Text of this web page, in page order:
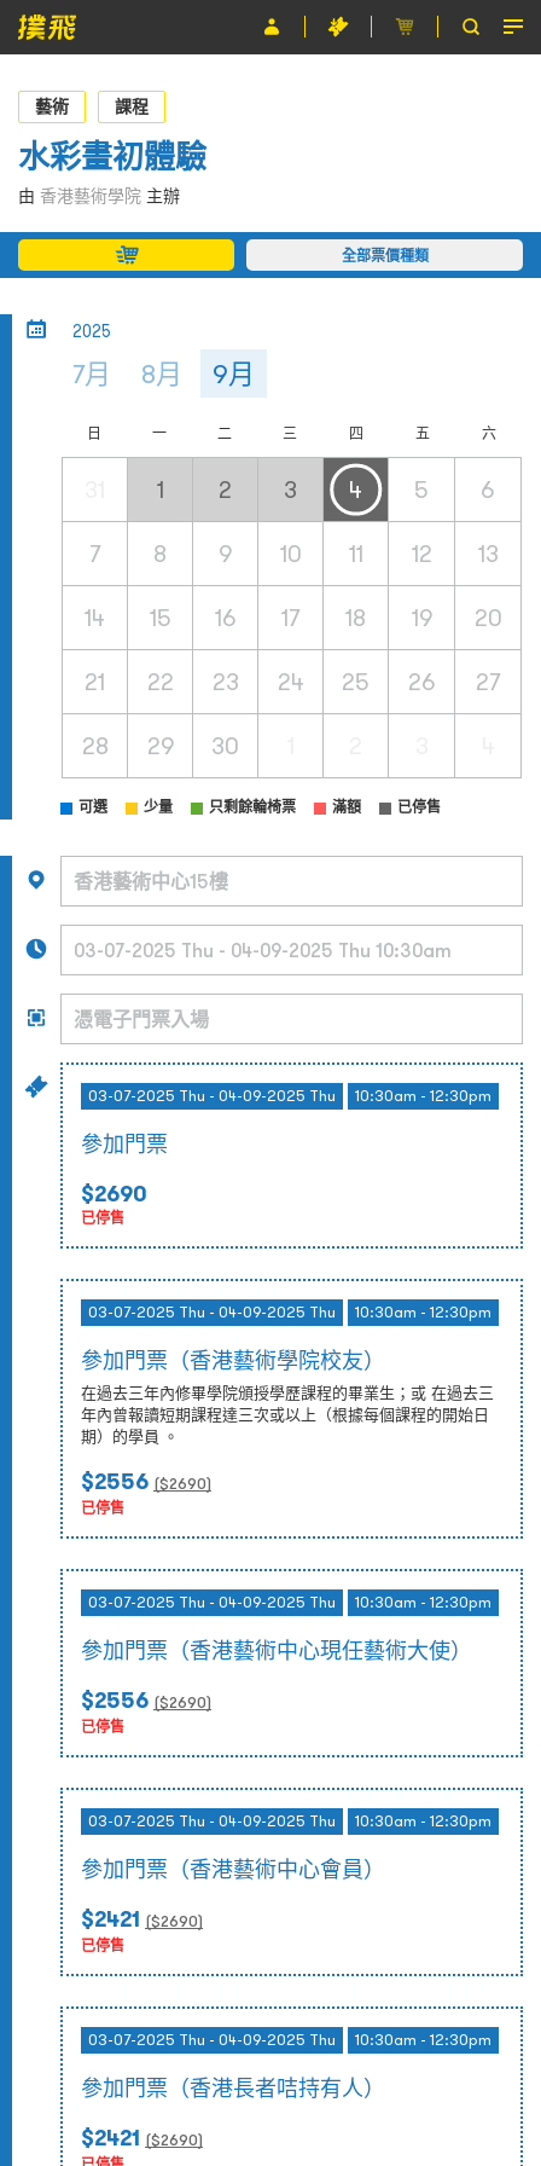
節目
主辦單位
關於撲飛
條款及細則
藝術 課程
水彩畫初體驗
由 香港藝術學院 主辦
全部票價種類
2025
7月 8月 9月
日 一 二 三 四 五 六
1 2 3 4 5 6
7 8 9 10 11 12 13
14 15 16 17 18 19 20
21 22 23 24 25 26 27
28 29 30
可選 少量 只剩餘輪椅票 滿額 已停售
03-07-2025 Thu - 04-09-2025 Thu 10:30am - 12:30pm
參加門票
$2690
已停售
03-07-2025 Thu - 04-09-2025 Thu 10:30am - 12:30pm
參加門票（香港藝術學院校友）
在過去三年內修畢學院頒授學歷課程的畢業生；或 在過去三
年內曾報讀短期課程達三次或以上（根據每個課程的開始日
期）的學員 。
$2556 ($2690)
已停售
03-07-2025 Thu - 04-09-2025 Thu 10:30am - 12:30pm
參加門票（香港藝術中心現任藝術大使）
$2556 ($2690)
已停售
03-07-2025 Thu - 04-09-2025 Thu 10:30am - 12:30pm
參加門票（香港藝術中心會員）
$2421 ($2690)
已停售
03-07-2025 Thu - 04-09-2025 Thu 10:30am - 12:30pm
參加門票（香港長者咭持有人）
$2421 ($2690)